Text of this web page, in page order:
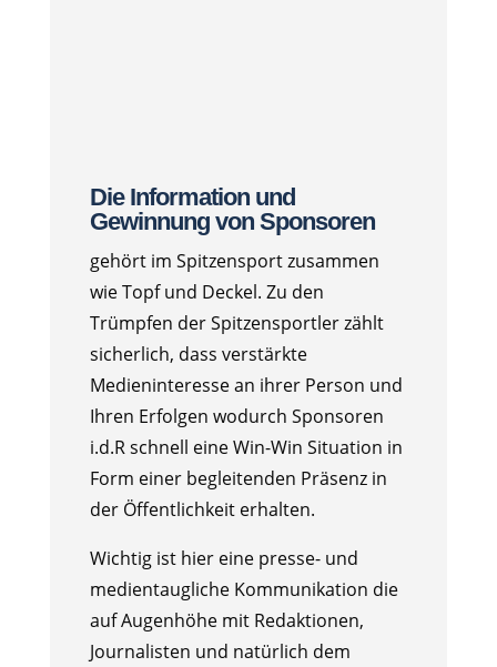
Die Information und
Gewinnung von Sponsoren
gehört im Spitzensport zusammen
wie Topf und Deckel. Zu den
Trümpfen der Spitzensportler zählt
sicherlich, dass verstärkte
Medieninteresse an ihrer Person und
Ihren Erfolgen wodurch Sponsoren
i.d.R schnell eine Win-Win Situation in
Form einer begleitenden Präsenz in
der Öffentlichkeit erhalten.
Wichtig ist hier eine presse- und
medientaugliche Kommunikation die
auf Augenhöhe mit Redaktionen,
Journalisten und natürlich dem